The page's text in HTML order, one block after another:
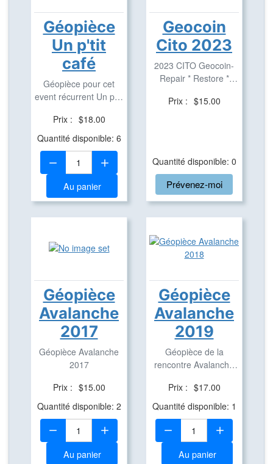
Géopièce
Un p'tit
café
Géopièce pour cet
event récurrent Un p'tit
Prix : $18.00
Quantité disponible: 6
Quantité:
Au panier
Geocoin
Cito 2023
2023 CITO Geocoin-
Repair * Restore *
Prix : $15.00
Quantité disponible: 0
Prévenez-moi
Géopièce
Avalanche
2017
Géopièce Avalanche
2017
Prix : $15.00
Quantité disponible: 2
Quantité:
Au panier
Géopièce
Avalanche
2019
Géopièce de la
rencontre Avalanche
...
Prix : $17.00
Quantité disponible: 1
Quantité:
Au panier